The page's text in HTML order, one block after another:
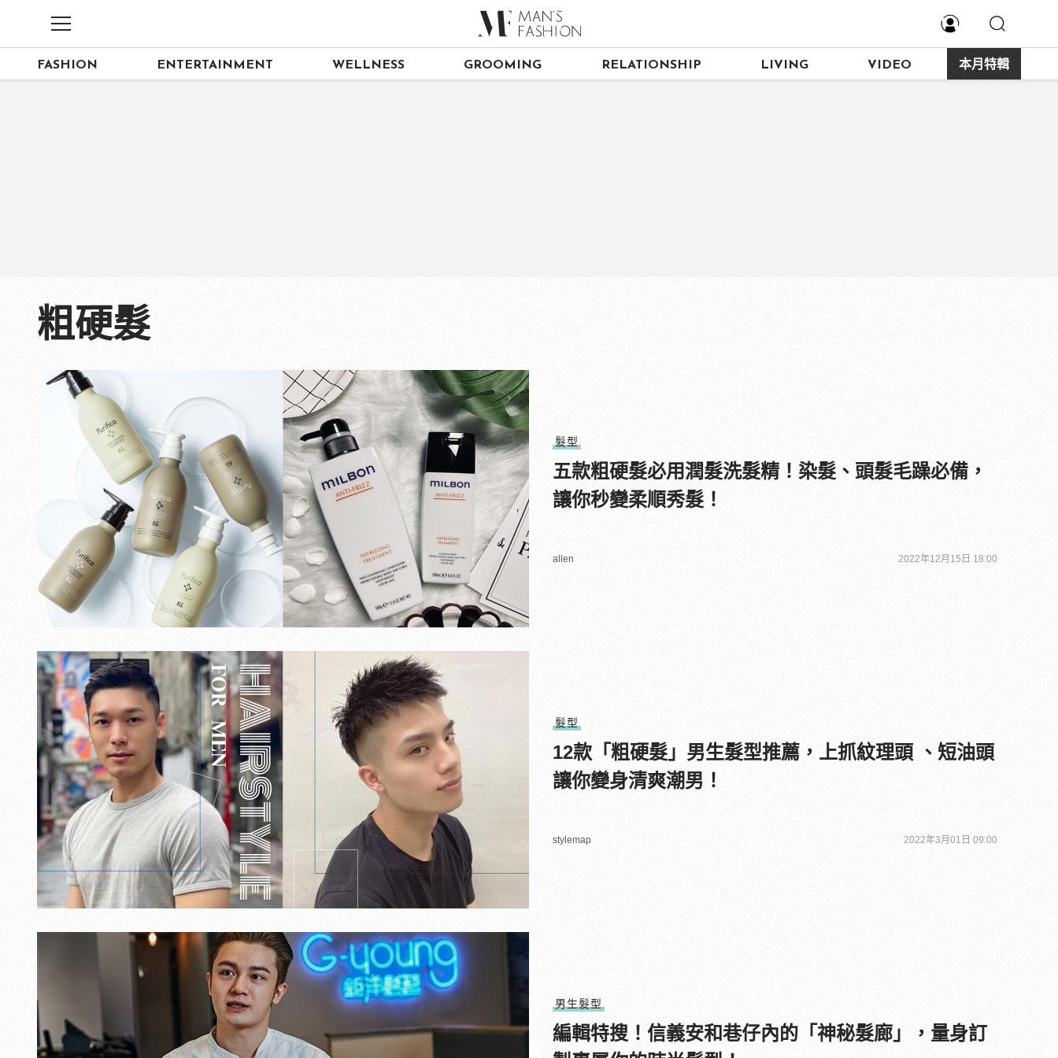
FASHION ENTERTAINMENT WELLNESS GROOMING RELATIONSHIP LIVING VIDEO 本月特輯
粗硬髮
髮型
五款粗硬髮必用潤髮洗髮精！染髮、頭髮毛躁必備，
讓你秒變柔順秀髮！
allen 2022年12月15日 18:00
髮型
12款「粗硬髮」男生髮型推薦，上抓紋理頭 、短油頭
讓你變身清爽潮男！
stylemap 2022年3月01日 09:00
男生髮型
編輯特搜！信義安和巷仔內的「神秘髮廊」，量身訂